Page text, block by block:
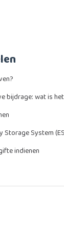
bijdrage: wat is
System
indienen